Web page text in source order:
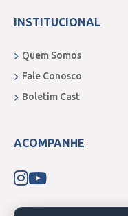
INSTITUCIONAL
Quem Somos
Fale Conosco
Boletim Cast
ACOMPANHE